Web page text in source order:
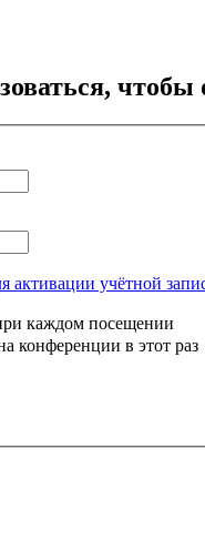
активации учётной
каждом посещении
конференции в этот раз